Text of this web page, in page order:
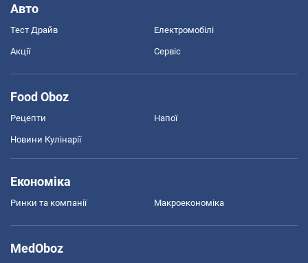
Авто
Тест Драйв Електромобілі
Акції Сервіс
Food Oboz
Рецепти Напої
Новини Кулінарії
Економіка
Ринки та компанії Макроекономіка
MedOboz